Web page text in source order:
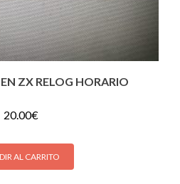
ZX RELOG HORARIO
20.00€
AL CARRITO